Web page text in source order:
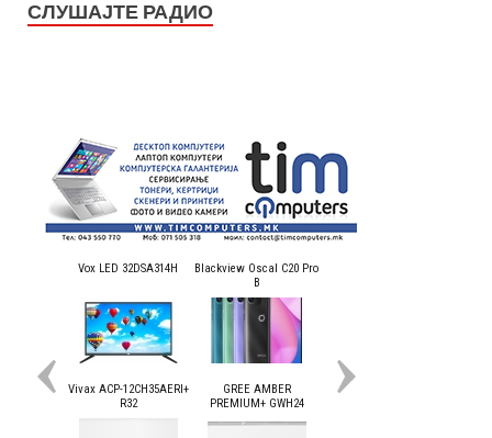
СЛУШАЈТЕ РАДИО